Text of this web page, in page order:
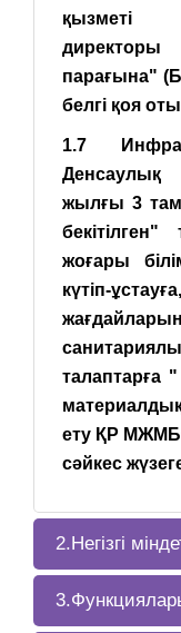
қызметі
парағына"
белгі қоя
1.7
Денсаулық
жылғы 3
жоғары
күтіп-
талаптарға
ету ҚР
сәйкес
2.Негізгі